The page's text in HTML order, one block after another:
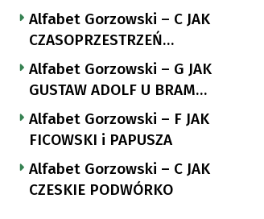
Alfabet Gorzowski – C JAK
CZASOPRZESTRZEŃ
NUTTGENSA
Alfabet Gorzowski – G JAK
GUSTAW ADOLF U BRAM
LANDSBERGA
Alfabet Gorzowski – F JAK
FICOWSKI i PAPUSZA
Alfabet Gorzowski – C JAK
CZESKIE PODWÓRKO